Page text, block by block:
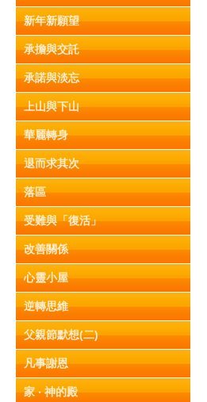
新年新願望
承擔與交託
承諾與淡忘
上山與下山
華麗轉身
退而求其次
落區
受難與「復活」
改善關係
心靈小屋
逆轉思維
父親節默想(二)
凡事謝恩
家 ‧ 神的殿